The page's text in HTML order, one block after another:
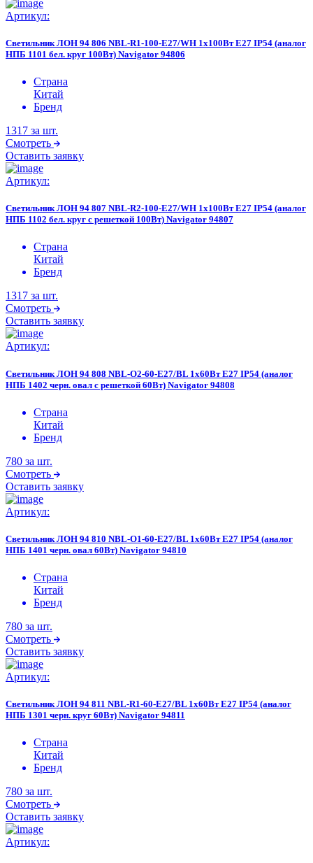
Артикул:
Светильник ЛОН 94 806 NBL-R1-100-E27/WH 1х100Вт E27 IP54 (аналог
НПБ 1101 бел. круг 100Вт) Navigator 94806
Страна
Китай
Бренд
1317 за шт.
Смотреть
Оставить заявку
Артикул:
Светильник ЛОН 94 807 NBL-R2-100-E27/WH 1х100Вт E27 IP54 (аналог
НПБ 1102 бел. круг с решеткой 100Вт) Navigator 94807
Страна
Китай
Бренд
1317 за шт.
Смотреть
Оставить заявку
Артикул:
Светильник ЛОН 94 808 NBL-O2-60-E27/BL 1х60Вт E27 IP54 (аналог
НПБ 1402 черн. овал с решеткой 60Вт) Navigator 94808
Страна
Китай
Бренд
780 за шт.
Смотреть
Оставить заявку
Артикул:
Светильник ЛОН 94 810 NBL-O1-60-E27/BL 1х60Вт E27 IP54 (аналог
НПБ 1401 черн. овал 60Вт) Navigator 94810
Страна
Китай
Бренд
780 за шт.
Смотреть
Оставить заявку
Артикул:
Светильник ЛОН 94 811 NBL-R1-60-E27/BL 1х60Вт E27 IP54 (аналог
НПБ 1301 черн. круг 60Вт) Navigator 94811
Страна
Китай
Бренд
780 за шт.
Смотреть
Оставить заявку
Артикул: